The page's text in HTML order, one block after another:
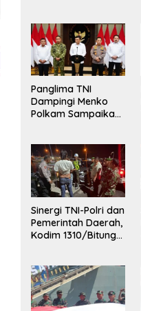
Brevet Korps
Marinir
Panglima TNI
Dampingi Menko
Polkam Sampaikan
Bangsa
Sinergi TNI-Polri dan
Pemerintah Daerah,
Kodim 1310/Bitung
Wilayah Kota Bitung